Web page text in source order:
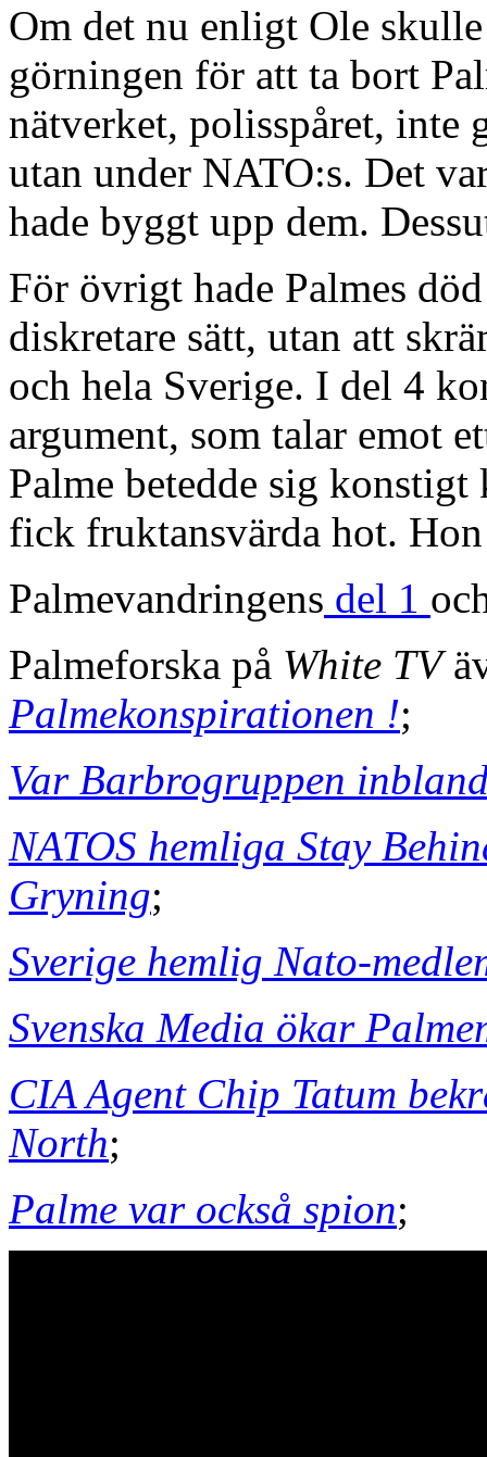
Om det nu enligt Ole
görningen för att ta bort
nätverket, polisspåret, inte
utan under NATO:s. Det
hade byggt upp dem.
För övrigt hade Palmes
diskretare sätt, utan att
och hela Sverige. I del 4
argument, som talar emot
Palme betedde sig
fick fruktansvärda hot.
Palmevandringens del 1
Palmeforska på White TV
Palmekonspirationen !;
Var Barbrogruppen
NATOS hemliga Stay
Gryning;
Sverige hemlig Nato-
Svenska Media ökar
CIA Agent Chip Tatum
North;
Palme var också spion;